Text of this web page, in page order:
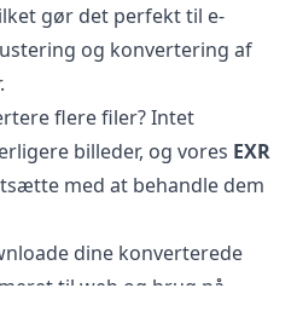
gør det perfekt til e-
og konvertering af
flere filer? Intet
billeder, og vores EXR
med at behandle dem
dine konverterede
til web og brug på